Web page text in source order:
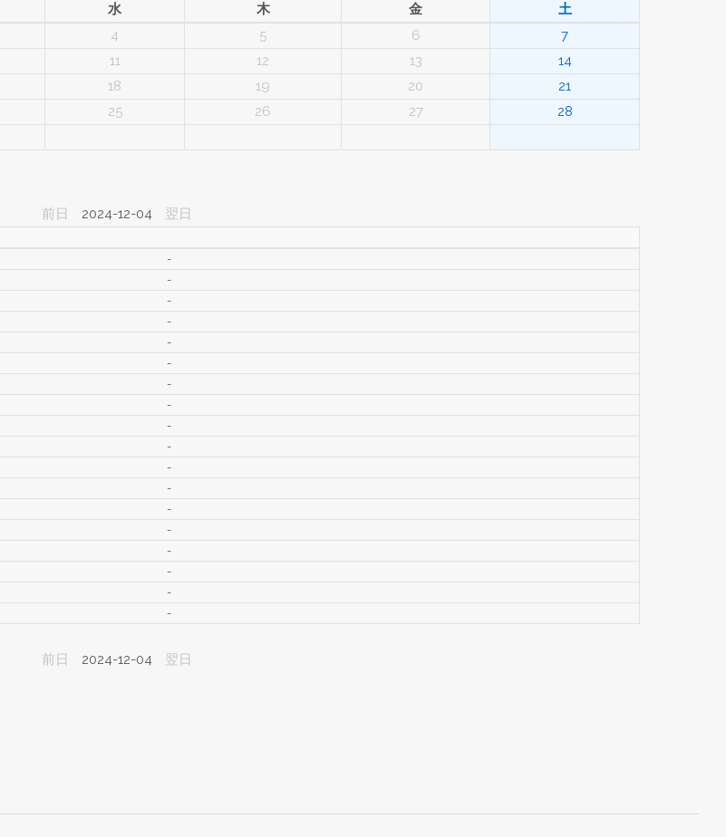
水 木 金
土
4 5 6
7
11 12 13
14
18 19 20
21
25 26 27
28
前日 2024-12-04 翌日
-
-
-
-
-
-
-
-
-
-
-
-
-
-
-
-
-
-
前日 2024-12-04 翌日